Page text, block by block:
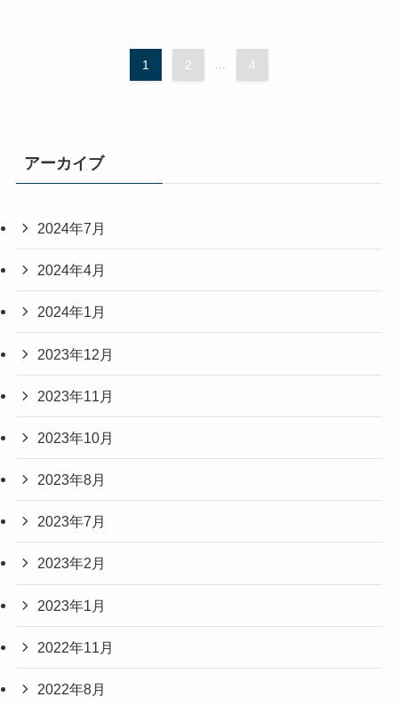
1 2 4
アーカイブ
2024年7月
2024年4月
2024年1月
2023年12月
2023年11月
2023年10月
2023年8月
2023年7月
2023年2月
2023年1月
2022年11月
2022年8月